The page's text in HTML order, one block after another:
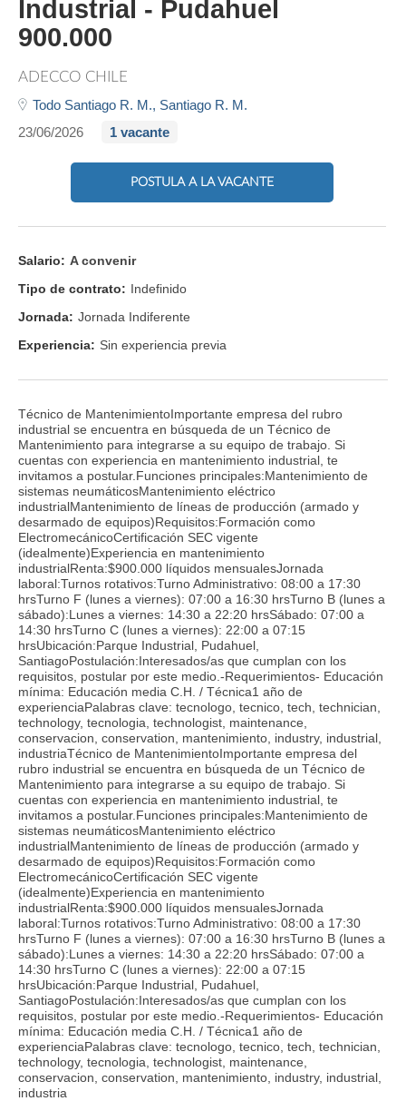
Industrial - Pudahuel
900.000
ADECCO CHILE
Todo Santiago R. M., Santiago R. M.
23/06/2026
1 vacante
POSTULA A LA VACANTE
Salario: A convenir
Tipo de contrato: Indefinido
Jornada: Jornada Indiferente
Experiencia: Sin experiencia previa
Técnico de MantenimientoImportante empresa del rubro
industrial se encuentra en búsqueda de un Técnico de
Mantenimiento para integrarse a su equipo de trabajo. Si
cuentas con experiencia en mantenimiento industrial, te
invitamos a postular.Funciones principales:Mantenimiento de
sistemas neumáticosMantenimiento eléctrico
industrialMantenimiento de líneas de producción (armado y
desarmado de equipos)Requisitos:Formación como
ElectromecánicoCertificación SEC vigente
(idealmente)Experiencia en mantenimiento
industrialRenta:$900.000 líquidos mensualesJornada
laboral:Turnos rotativos:Turno Administrativo: 08:00 a 17:30
hrsTurno F (lunes a viernes): 07:00 a 16:30 hrsTurno B (lunes a
sábado):Lunes a viernes: 14:30 a 22:20 hrsSábado: 07:00 a
14:30 hrsTurno C (lunes a viernes): 22:00 a 07:15
hrsUbicación:Parque Industrial, Pudahuel,
SantiagoPostulación:Interesados/as que cumplan con los
requisitos, postular por este medio.-Requerimientos- Educación
mínima: Educación media C.H. / Técnica1 año de
experienciaPalabras clave: tecnologo, tecnico, tech, technician,
technology, tecnologia, technologist, maintenance,
conservacion, conservation, mantenimiento, industry, industrial,
industriaTécnico de MantenimientoImportante empresa del
rubro industrial se encuentra en búsqueda de un Técnico de
Mantenimiento para integrarse a su equipo de trabajo. Si
cuentas con experiencia en mantenimiento industrial, te
invitamos a postular.Funciones principales:Mantenimiento de
sistemas neumáticosMantenimiento eléctrico
industrialMantenimiento de líneas de producción (armado y
desarmado de equipos)Requisitos:Formación como
ElectromecánicoCertificación SEC vigente
(idealmente)Experiencia en mantenimiento
industrialRenta:$900.000 líquidos mensualesJornada
laboral:Turnos rotativos:Turno Administrativo: 08:00 a 17:30
hrsTurno F (lunes a viernes): 07:00 a 16:30 hrsTurno B (lunes a
sábado):Lunes a viernes: 14:30 a 22:20 hrsSábado: 07:00 a
14:30 hrsTurno C (lunes a viernes): 22:00 a 07:15
hrsUbicación:Parque Industrial, Pudahuel,
SantiagoPostulación:Interesados/as que cumplan con los
requisitos, postular por este medio.-Requerimientos- Educación
mínima: Educación media C.H. / Técnica1 año de
experienciaPalabras clave: tecnologo, tecnico, tech, technician,
technology, tecnologia, technologist, maintenance,
conservacion, conservation, mantenimiento, industry, industrial,
industria